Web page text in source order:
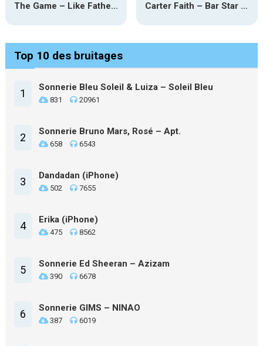
The Game – Like Father Like Daughter Carter Faith – Bar Star Vevo
Top 10 des bruitages
1 Sonnerie Bleu Soleil & Luiza – Soleil Bleu
831 20961
2 Sonnerie Bruno Mars, Rosé – Apt.
658 6543
3 Dandadan (iPhone)
502 7655
4 Erika (iPhone)
475 8562
5 Sonnerie Ed Sheeran – Azizam
390 6678
6 Sonnerie GIMS – NINAO
387 6019